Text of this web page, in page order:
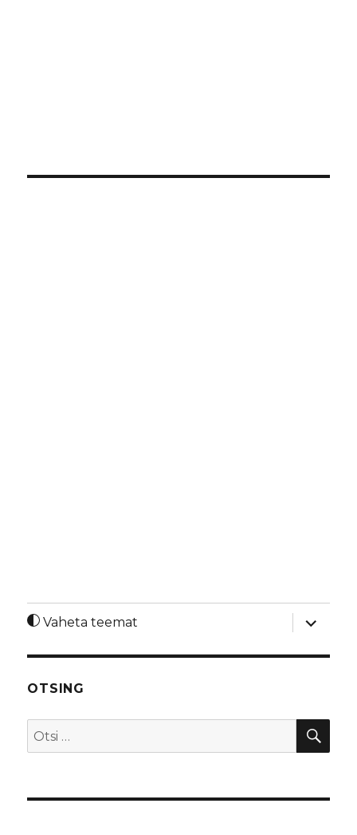
Vaheta teemat
laienda
OTSING
Otsi: